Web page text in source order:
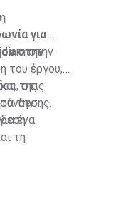
για
στην
στην
του έργου,
στις
της
την
ένα
τη